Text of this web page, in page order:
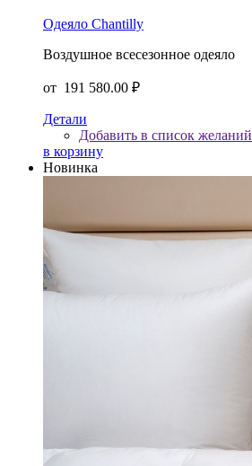
Одеяло Chantilly
Воздушное всесезонное одеяло
от 191 580.00 ₽
Детали
Добавить в список желаний
в корзину
Новинка